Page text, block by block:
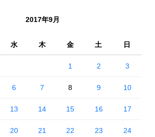
2017年9月
水 木 金 土 日
1 2 3
6 7 8 9 10
13 14 15 16 17
20 21 22 23 24